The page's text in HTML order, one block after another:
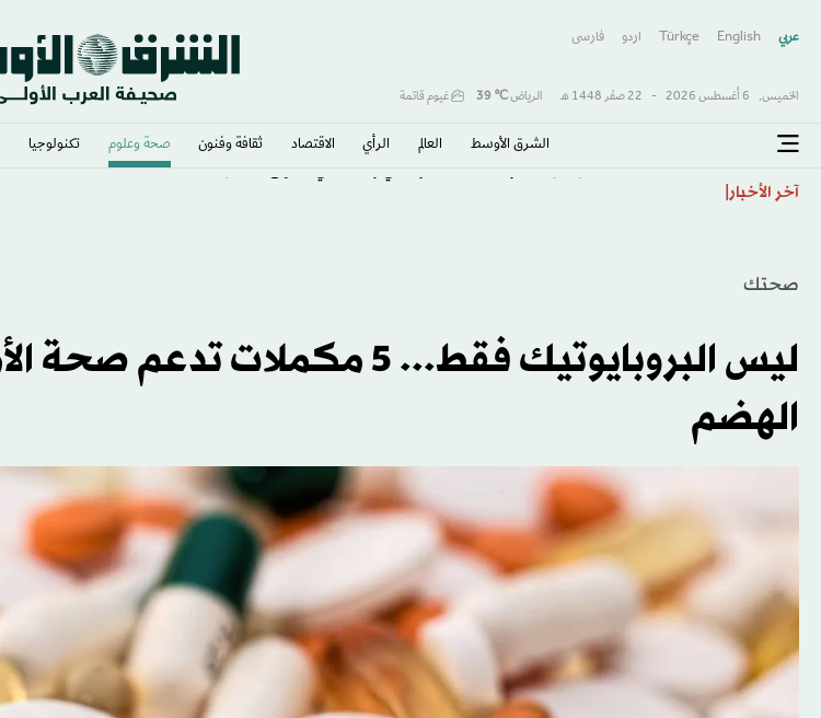
عربي English
Türkçe اردو فارسى
الخميس, 6 أغسطس 2026 - 22 صفَر 1448 هـ الرياض℃
39 غيوم قاتمة
الشرق الأوسط​ العالم الرأي الاقتصاد ثقافة وفنون صحة وعلوم تكنولوجيا
آخر الأخبار
صحتك
ليس البروبايوتيك فقط... 5 مكملات
الهضم